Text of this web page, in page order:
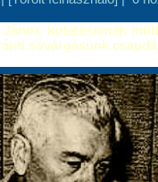
kutatásainak
sóvárgásunk